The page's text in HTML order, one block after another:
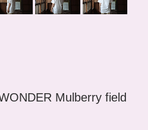
Mulberry field